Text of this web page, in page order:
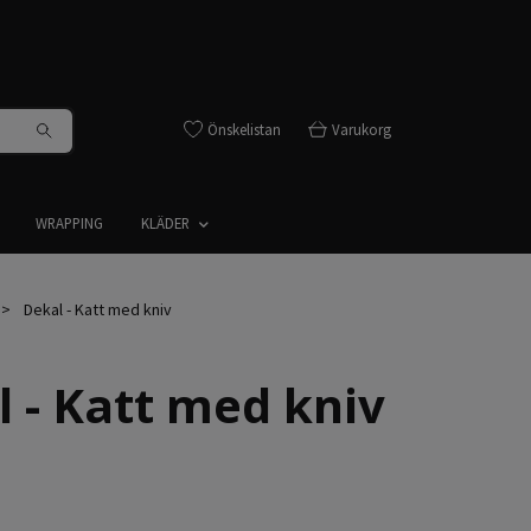
Önskelistan Varukorg
WRAPPING KLÄDER
Dekal - Katt med kniv
- Katt med kniv